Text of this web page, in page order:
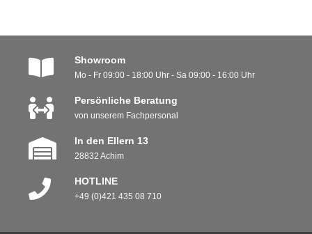
Showroom
Mo - Fr 09:00 - 18:00 Uhr - Sa 09:00 - 16:00 Uhr
Persönliche Beratung
von unserem Fachpersonal
In den Ellern 13
28832 Achim
HOTLINE
+49 (0)421 435 08 710